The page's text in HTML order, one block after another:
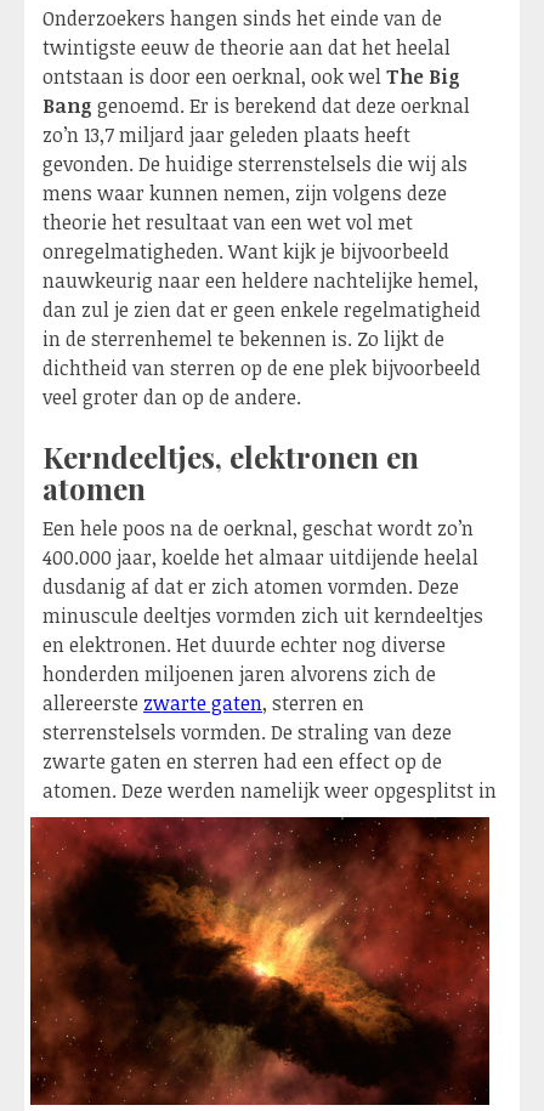
Onderzoekers hangen sinds het einde van de
twintigste eeuw de theorie aan dat het heelal
ontstaan is door een oerknal, ook welThe Big
Bang genoemd. Er is berekend dat deze oerknal
zo’n 13,7 miljard jaar geleden plaats heeft
gevonden. De huidige sterrenstelsels die wij als
mens waar kunnen nemen, zijn volgens deze
theorie het resultaat van een wet vol met
onregelmatigheden. Want kijk je bijvoorbeeld
nauwkeurig naar een heldere nachtelijke hemel,
dan zul je zien dat er geen enkele regelmatigheid
in de sterrenhemel te bekennen is. Zo lijkt de
dichtheid van sterren op de ene plek bijvoorbeeld
veel groter dan op de andere.
Kerndeeltjes, elektronen en
atomen
Een hele poos na de oerknal, geschat wordt zo’n
400.000 jaar, koelde het almaar uitdijende heelal
dusdanig af dat er zich atomen vormden. Deze
minuscule deeltjes vormden zich uit kerndeeltjes
en elektronen. Het duurde echter nog diverse
honderden miljoenen jaren alvorens zich de
allereerste zwarte gaten, sterren en
sterrenstelsels vormden. De straling van deze
zwarte gaten en sterren had een effect op de
atomen. Deze werden namelijk weer opgesplitst in